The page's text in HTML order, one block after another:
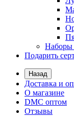
Наборы
Подарить
Назад
Доставка и
О магазине
DMC оптом
Отзывы